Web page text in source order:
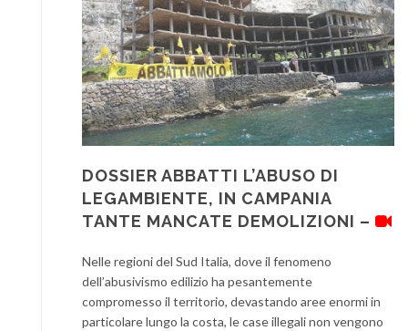
DOSSIER ABBATTI L’ABUSO DI
LEGAMBIENTE, IN CAMPANIA
TANTE MANCATE DEMOLIZIONI –
Nelle regioni del Sud Italia, dove il fenomeno
dell’abusivismo edilizio ha pesantemente
compromesso il territorio, devastando aree enormi in
particolare lungo la costa, le case illegali non vengono